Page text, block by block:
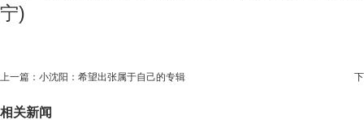
宁)
上一篇： 小沈阳：希望出张属于自己的专辑
相关新闻